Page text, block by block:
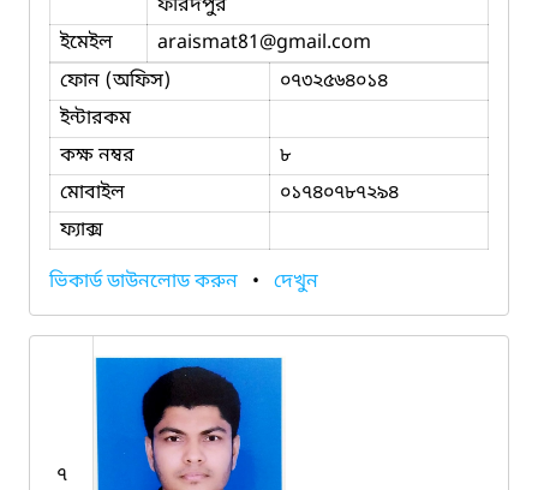
ফরিদপুর
ইমেইল
araismat81@gmail.com
ফোন (অফিস)
০৭৩২৫৬৪০১৪
ইন্টারকম
কক্ষ নম্বর
৮
মোবাইল
০১৭৪০৭৮৭২৯৪
ফ্যাক্স
ভিকার্ড ডাউনলোড করুন • দেখুন
৭